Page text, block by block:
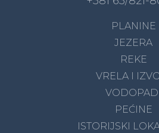
PLANINE
JEZERA
REKE
VRELA I
VODOPADI
PEĆINE
ISTORIJSKI